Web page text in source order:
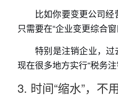
比如你要变更公司
只需要在“企业变更综合
特别是注销企业，
现在很多地方实行“税务
3. 时间“缩水”，不